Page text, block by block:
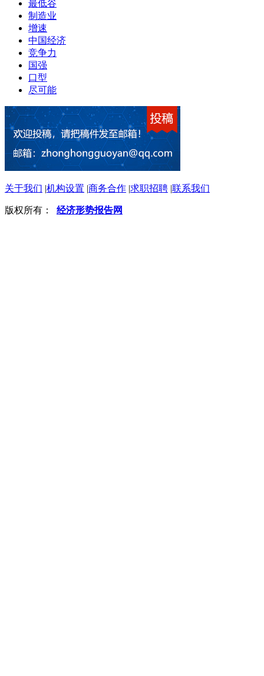
最低谷
制造业
增速
中国经济
竞争力
国强
口型
尽可能
关于我们 |机构设置 |商务合作 |求职招聘 |联系我们
版权所有： 经济形势报告网